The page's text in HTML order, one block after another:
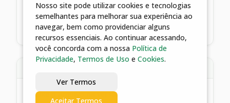
Data de publicação
04/04/2022
*baixe o arquivo na versão pdf
Nosso site pode utilizar cookies e tecnologias
semelhantes para melhorar sua experiência ao
navegar, bem como providenciar alguns
recursos essenciais. Ao continuar acessando,
você concorda com a nossa Política de
Privacidade, Termos de Uso e Cookies.
Ver Termos
Aceitar Termos